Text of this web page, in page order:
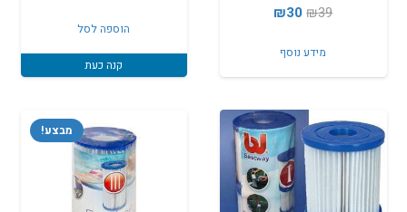
₪39
המחיר
היה:
₪39.
₪30
המחיר
₪30.
מידע נוסף
הוספה לסל
קנה כעת
מבצע!